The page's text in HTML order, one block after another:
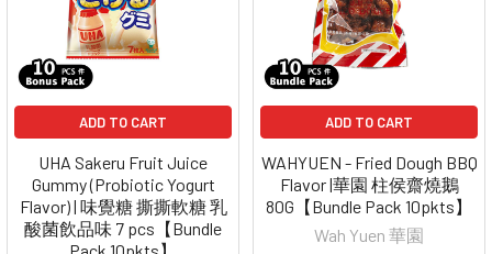
ADD TO CART
UHA Sakeru Fruit Juice
Gummy (Probiotic Yogurt
Flavor) | 味覺糖 撕撕軟糖 乳
酸菌飲品味 7 pcs【Bundle
ADD TO CART
WAHYUEN - Fried Dough BBQ
Flavor |華園 柱侯齋燒鵝
80G【Bundle Pack 10pkts】
Wah Yuen 華園